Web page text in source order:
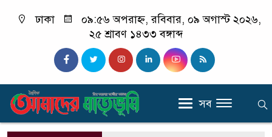
ঢাকা
০৯:৫৬ অপরাহ্ন, রবিবার, ০৯ অগাস্ট ২০২৬,
২৫ শ্রাবণ ১৪৩৩ বঙ্গাব্দ
সব